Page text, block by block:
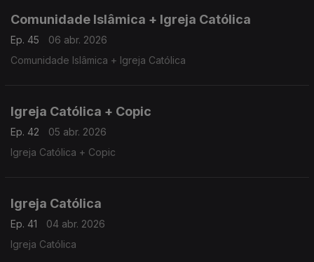
Comunidade Islâmica + Igreja Católica
Ep. 45
06 abr. 2026
Comunidade Islâmica + Igreja Católica
Igreja Católica + Copic
Ep. 42
05 abr. 2026
Igreja Católica + Copic
Igreja Católica
Ep. 41
04 abr. 2026
Igreja Católica